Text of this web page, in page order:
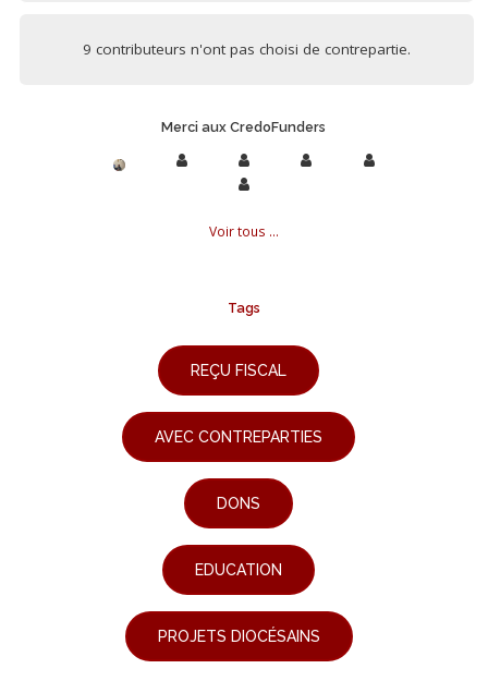
9 contributeurs n'ont pas choisi de contrepartie.
Merci aux CredoFunders
Voir tous ...
Tags
REÇU FISCAL
AVEC CONTREPARTIES
DONS
EDUCATION
PROJETS DIOCÉSAINS